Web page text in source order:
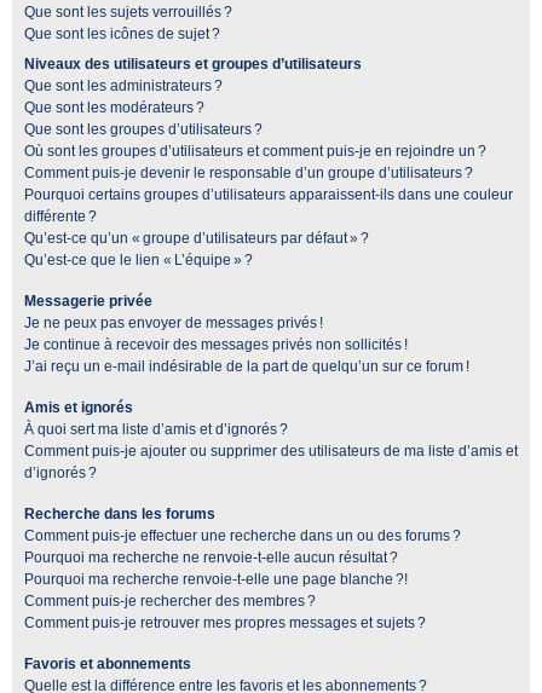
Que sont les sujets verrouillés ?
Que sont les icônes de sujet ?
Niveaux des utilisateurs et groupes d’utilisateurs
Que sont les administrateurs ?
Que sont les modérateurs ?
Que sont les groupes d’utilisateurs ?
Où sont les groupes d’utilisateurs et comment puis-je en rejoindre un ?
Comment puis-je devenir le responsable d’un groupe d’utilisateurs ?
Pourquoi certains groupes d’utilisateurs apparaissent-ils dans une couleur
différente ?
Qu’est-ce qu’un « groupe d’utilisateurs par défaut » ?
Qu’est-ce que le lien « L’équipe » ?
Messagerie privée
Je ne peux pas envoyer de messages privés !
Je continue à recevoir des messages privés non sollicités !
J’ai reçu un e-mail indésirable de la part de quelqu’un sur ce forum !
Amis et ignorés
À quoi sert ma liste d’amis et d’ignorés ?
Comment puis-je ajouter ou supprimer des utilisateurs de ma liste d’amis et
d’ignorés ?
Recherche dans les forums
Comment puis-je effectuer une recherche dans un ou des forums ?
Pourquoi ma recherche ne renvoie-t-elle aucun résultat ?
Pourquoi ma recherche renvoie-t-elle une page blanche ?!
Comment puis-je rechercher des membres ?
Comment puis-je retrouver mes propres messages et sujets ?
Favoris et abonnements
Quelle est la différence entre les favoris et les abonnements ?